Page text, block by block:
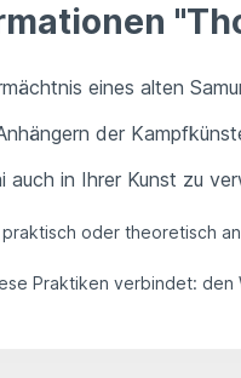
eines alten
der
auch in Ihrer Kunst zu
oder theoretisch
Praktiken verbindet: den